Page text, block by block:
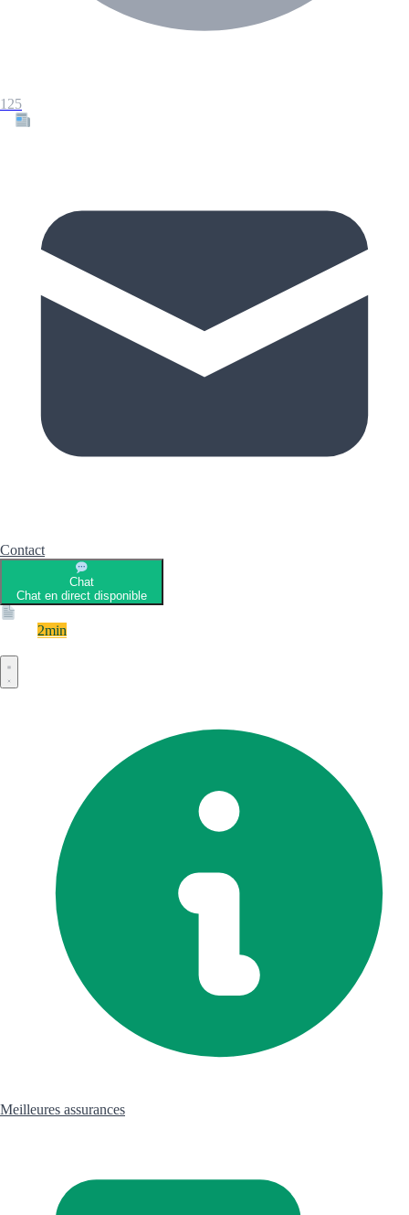
125
Contact
Chat
Chat en direct disponible
2min
Meilleures assurances